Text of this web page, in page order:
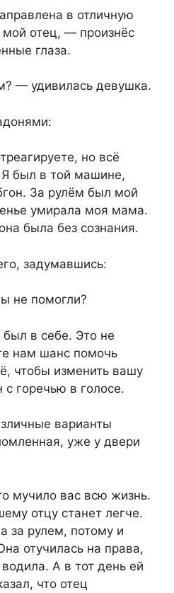
в отличную
мой отец, — произнёс
глаза.
— удивилась девушка.
но всё
Я был в той машине,
За рулём был мой
умирала моя мама.
была без сознания.
задумавшись:
не помогли?
в себе. Это не
нам шанс помочь
чтобы изменить вашу
горечью в голосе.
варианты
уже у двери
мучило вас всю жизнь.
отцу станет легче.
за рулем, потому и
отучилась на права,
А в тот день ей
что отец